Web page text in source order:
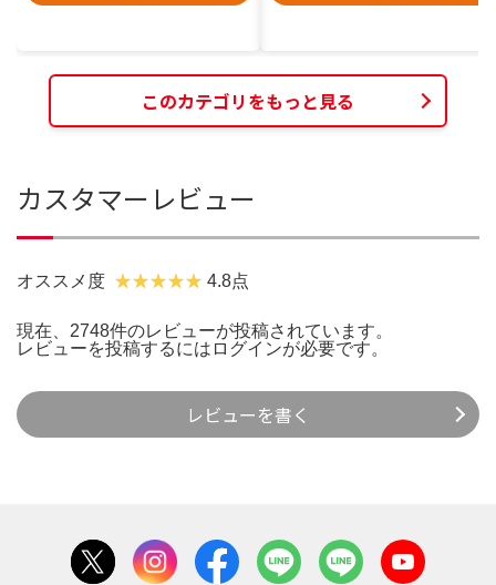
このカテゴリをもっと見る
カスタマーレビュー
オススメ度 4.8点
現在、2748件のレビューが投稿されています。
レビューを投稿するには ログインが必要です。
レビューを書く